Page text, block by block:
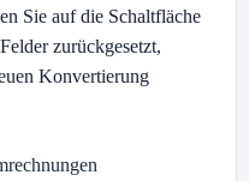
Sie auf die Schaltfläche
zurückgesetzt,
Konvertierung